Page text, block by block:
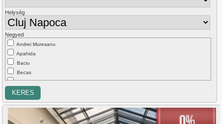
Helység
Negyed
Andrei Muresanu
Apahida
Baciu
Becas
Borhanci
Bulgaria
Buna Ziua